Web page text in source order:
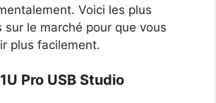
Voici les plus
sur le marché pour que vous
plus facilement.
Pro USB Studio